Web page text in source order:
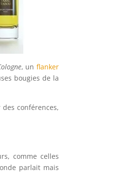
, un flanker
bougies de la
conférences,
comme celles
parlait mais